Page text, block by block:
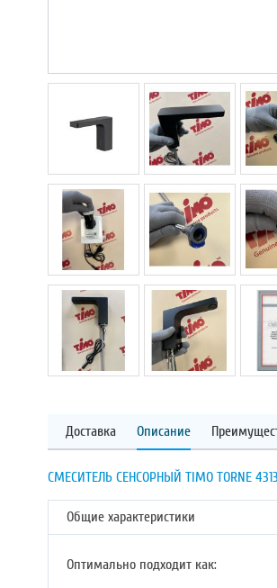
Доставка Описание
СМЕСИТЕЛЬ СЕНСОРНЫЙ TIMO TORNE
Общие характеристики
Оптимально подходит как: